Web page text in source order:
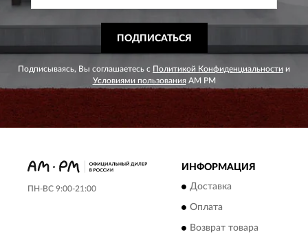
ПОДПИСАТЬСЯ
Подписываясь, Вы соглашаетесь с Политикой Конфиденциальности и
Условиями пользования AM PM
ПН-ВС 9:00-21:00
ИНФОРМАЦИЯ
Доставка
Оплата
Возврат товара